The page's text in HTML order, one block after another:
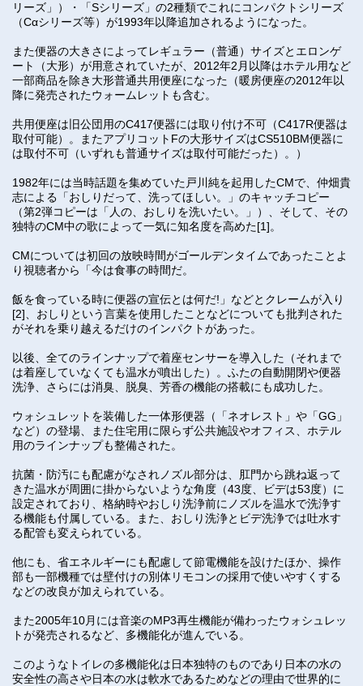
リーズ」）・「Sシリーズ」の2種類でこれにコンパクトシリーズ
（Cαシリーズ等）が1993年以降追加されるようになった。
また便器の大きさによってレギュラー（普通）サイズとエロンゲ
ート（大形）が用意されていたが、2012年2月以降はホテル用など
一部商品を除き大形普通共用便座になった（暖房便座の2012年以
降に発売されたウォームレットも含む。
共用便座は旧公団用のC417便器には取り付け不可（C417R便器は
取付可能）。またアプリコットFの大形サイズはCS510BM便器に
は取付不可（いずれも普通サイズは取付可能だった）。）
1982年には当時話題を集めていた戸川純を起用したCMで、仲畑貴
志による「おしりだって、洗ってほしい。」のキャッチコピー
（第2弾コピーは「人の、おしりを洗いたい。」）、そして、その
独特のCM中の歌によって一気に知名度を高めた[1]。
CMについては初回の放映時間がゴールデンタイムであったことよ
り視聴者から「今は食事の時間だ。
飯を食っている時に便器の宣伝とは何だ!」などとクレームが入り
[2]、おしりという言葉を使用したことなどについても批判された
がそれを乗り越えるだけのインパクトがあった。
以後、全てのラインナップで着座センサーを導入した（それまで
は着座していなくても温水が噴出した）。ふたの自動開閉や便器
洗浄、さらには消臭、脱臭、芳香の機能の搭載にも成功した。
ウォシュレットを装備した一体形便器（「ネオレスト」や「GG」
など）の登場、また住宅用に限らず公共施設やオフィス、ホテル
用のラインナップも整備された。
抗菌・防汚にも配慮がなされノズル部分は、肛門から跳ね返って
きた温水が周囲に掛からないような角度（43度、ビデは53度）に
設定されており、格納時やおしり洗浄前にノズルを温水で洗浄す
る機能も付属している。また、おしり洗浄とビデ洗浄では吐水す
る配管も変えられている。
他にも、省エネルギーにも配慮して節電機能を設けたほか、操作
部も一部機種では壁付けの別体リモコンの採用で使いやすくする
などの改良が加えられている。
また2005年10月には音楽のMP3再生機能が備わったウォシュレッ
トが発売されるなど、多機能化が進んでいる。
このようなトイレの多機能化は日本独特のものであり日本の水の
安全性の高さや日本の水は軟水であるためなどの理由で世界的に